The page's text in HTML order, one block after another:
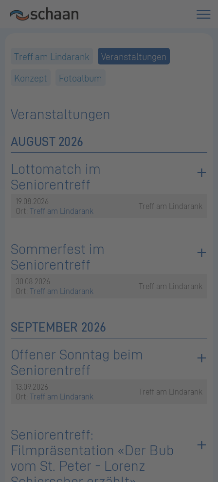
Treff am Lindarank
Veranstaltungen
Konzept
Fotoalbum
Veranstaltungen
AUGUST 2026
Lottomatch im
Seniorentreff
19.08.2026
Ort: Treff am Lindarank Treff am Lindarank
Sommerfest im
Seniorentreff
30.08.2026
Ort: Treff am Lindarank Treff am Lindarank
SEPTEMBER 2026
Offener Sonntag beim
Seniorentreff
13.09.2026
Ort: Treff am Lindarank Treff am Lindarank
Seniorentreff:
Filmpräsentation «Der Bub
vom St. Peter - Lorenz